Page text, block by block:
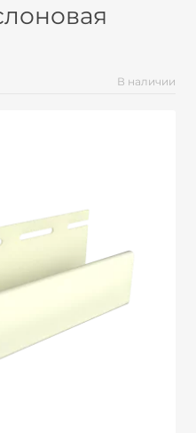
В наличии